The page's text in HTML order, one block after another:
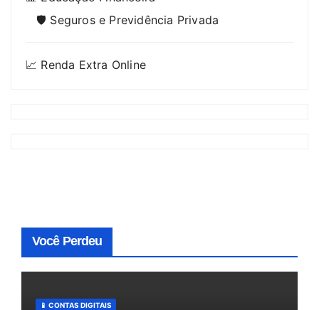
🛡️ Seguros e Previdência Privada
📈 Renda Extra Online
Você Perdeu
📱 CONTAS DIGITAIS